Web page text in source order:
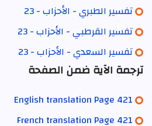
تفسير الطبري - الأحزاب - 23
تفسير القرطبي - الأحزاب - 23
تفسير السعدي - الأحزاب - 23
ترجمة الآية ضمن الصفحة
English translation Page 421
French translation Page 421